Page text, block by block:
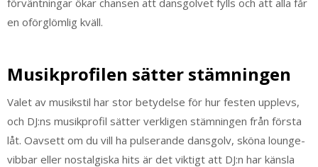
förväntningar ökar chansen att dansgolvet fylls och att alla får
en oförglömlig kväll.
Musikprofilen sätter stämningen
Valet av musikstil har stor betydelse för hur festen upplevs,
och DJ:ns musikprofil sätter verkligen stämningen från första
låt. Oavsett om du vill ha pulserande dansgolv, sköna lounge-
vibbar eller nostalgiska hits är det viktigt att DJ:n har känsla